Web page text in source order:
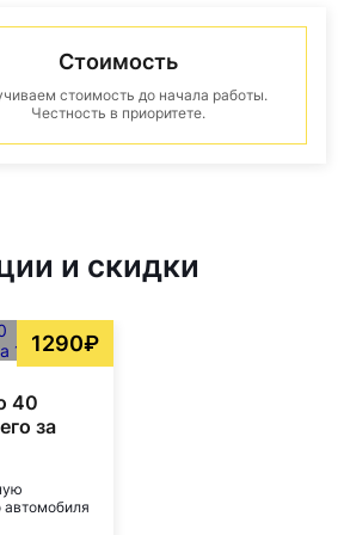
Стоимость
стоимость до начала работы.
Честность в приоритете.
и скидки
1290₽
40
за
автомобиля